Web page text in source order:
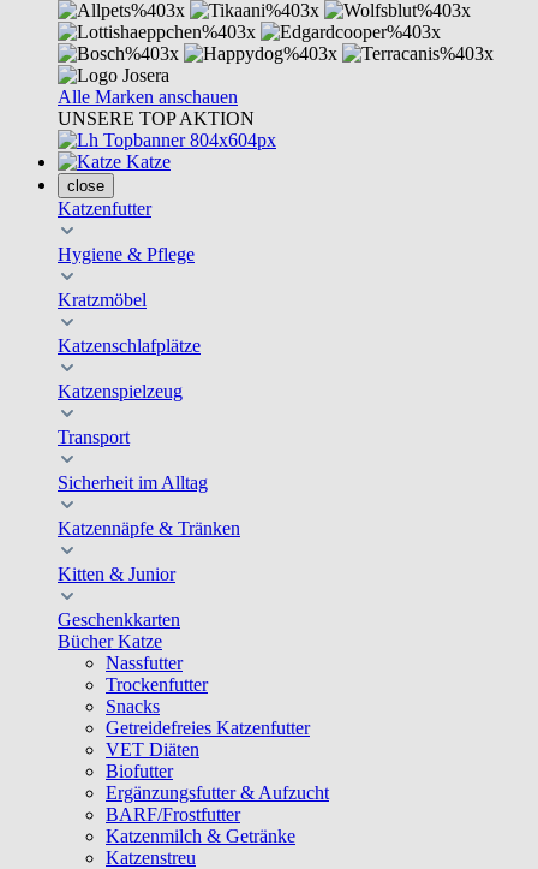
Alle Marken anschauen
UNSERE TOP AKTION
Katze
close
Katzenfutter
Hygiene & Pflege
Kratzmöbel
Katzenschlafplätze
Katzenspielzeug
Transport
Sicherheit im Alltag
Katzennäpfe & Tränken
Kitten & Junior
Geschenkkarten
Bücher Katze
Nassfutter
Trockenfutter
Snacks
Getreidefreies Katzenfutter
VET Diäten
Biofutter
Ergänzungsfutter & Aufzucht
BARF/Frostfutter
Katzenmilch & Getränke
Katzenstreu